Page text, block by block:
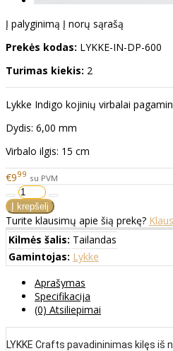
Į palyginimą Į norų sąrašą
Prekės kodas: LYKKE-IN-DP-600
Turimas kiekis: 2
Lykke Indigo kojinių virbalai
Dydis: 6,00 mm
Virbalo ilgis: 15 cm
€999 su PVM
Turite klausimų apie šią prekę?
Kilmės šalis: Tailandas
Gamintojas: Lykke
Aprašymas
Specifikacija
(0) Atsiliepimai
LYKKE Crafts pavadininimas kilęs iš